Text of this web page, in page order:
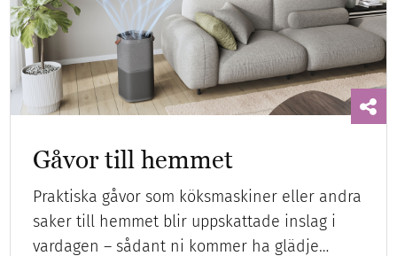
Gåvor till hemmet
Praktiska gåvor som köksmaskiner eller andra
saker till hemmet blir uppskattade inslag i
vardagen – sådant ni kommer ha glädje…